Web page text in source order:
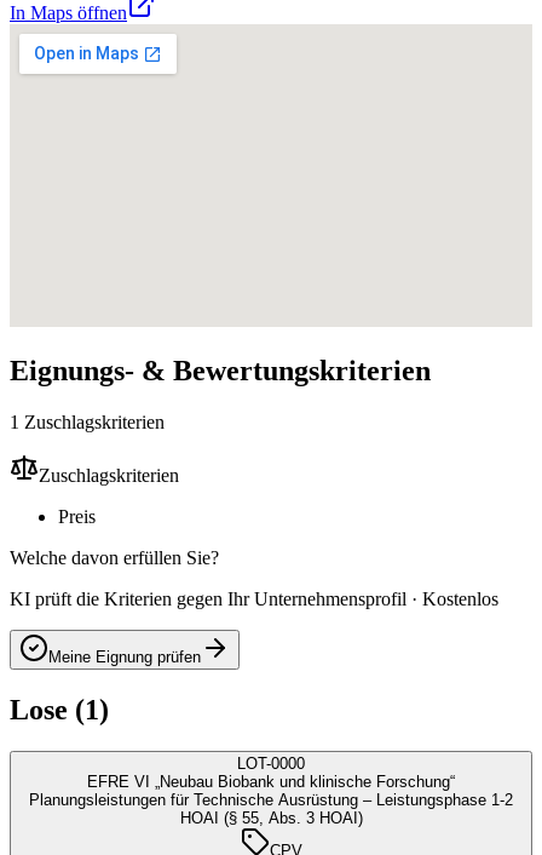
In Maps öffnen
Eignungs- & Bewertungskriterien
1 Zuschlagskriterien
Zuschlagskriterien
Preis
Welche davon erfüllen Sie?
KI prüft die Kriterien gegen Ihr Unternehmensprofil · Kostenlos
Meine Eignung prüfen
Lose (1)
LOT-0000
EFRE VI „Neubau Biobank und klinische Forschung“
Planungsleistungen für Technische Ausrüstung – Leistungsphase 1-2
HOAI (§ 55, Abs. 3 HOAI)
CPV